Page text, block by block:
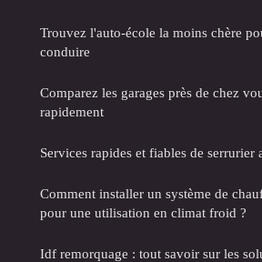
Trouvez l'auto-école la moins chère
conduire
Comparez les garages près de chez
rapidement
Services rapides et fiables de serrurier
Comment installer un système de
pour une utilisation en climat froid ?
Idf remorquage : tout savoir sur les